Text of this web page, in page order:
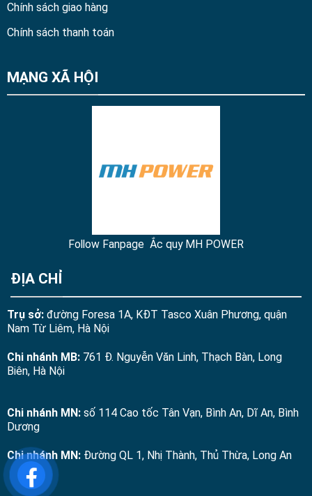
Chính sách giao hàng
Chính sách thanh toán
MẠNG XÃ HỘI
Follow Fanpage Ắc quy MH POWER
ĐỊA CHỈ
Trụ sở:đường Foresa 1A, KĐT Tasco Xuân Phương, quận
Nam Từ Liêm, Hà Nội
Chi nhánh MB:761 Đ. Nguyễn Văn Linh, Thạch Bàn, Long
Biên, Hà Nội
Chi nhánh MN:số 114 Cao tốc Tân Vạn, Bình An, Dĩ An, Bình
Dương
Chi nhánh MN:Đường QL 1, Nhị Thành, Thủ Thừa, Long An